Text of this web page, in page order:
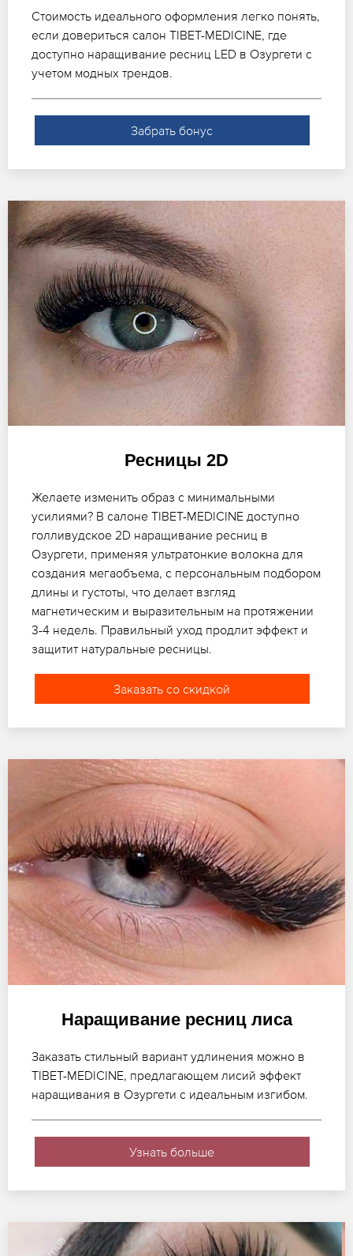
Стоимость идеального оформления легко понять,
если довериться салон TIBET-MEDICINE, где
доступно наращивание ресниц LED в Озургети с
учетом модных трендов.
Забрать бонус
Ресницы 2D
Желаете изменить образ с минимальными
усилиями? В салоне TIBET-MEDICINE доступно
голливудское 2D наращивание ресниц в
Озургети, применяя ультратонкие волокна для
создания мегаобъема, с персональным подбором
длины и густоты, что делает взгляд
магнетическим и выразительным на протяжении
3-4 недель. Правильный уход продлит эффект и
защитит натуральные ресницы.
Заказать со скидкой
Наращивание ресниц лиса
Заказать стильный вариант удлинения можно в
TIBET-MEDICINE, предлагающем лисий эффект
наращивания в Озургети с идеальным изгибом.
Узнать больше